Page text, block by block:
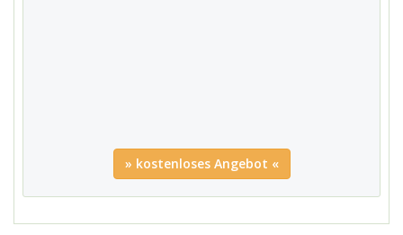
» kostenloses Angebot «